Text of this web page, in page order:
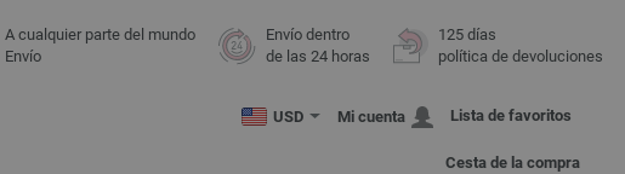
A cualquier parte del mundo
Envío
Envío dentro
de las 24 horas
125 días
política de devoluciones
USD Mi cuenta Lista de favoritos
Cesta de la compra